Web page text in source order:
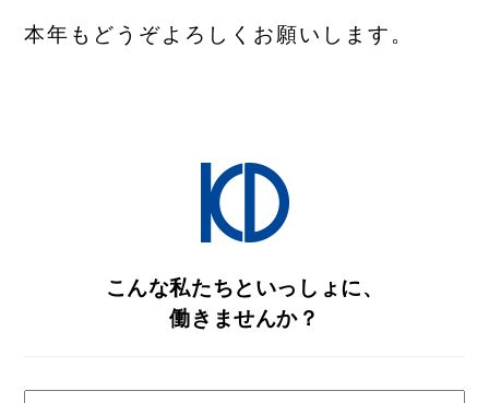
本年もどうぞよろしくお願いします。
こんな私たちといっしょに、
働きませんか？